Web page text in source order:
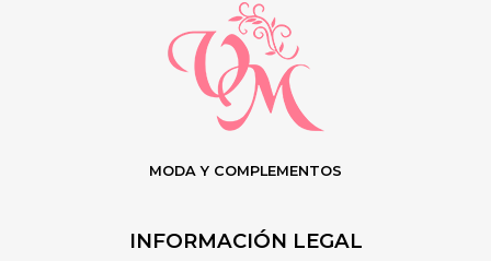
MODA Y COMPLEMENTOS
INFORMACIÓN LEGAL